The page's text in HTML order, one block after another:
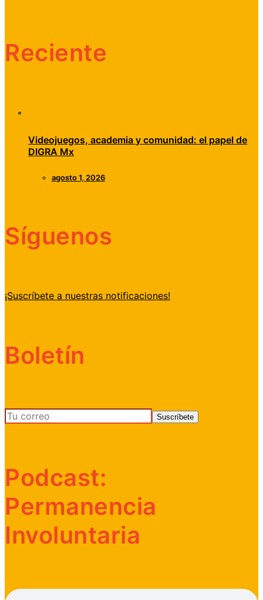
Reciente
Videojuegos, academia y comunidad: el papel de
DIGRA Mx
agosto 1, 2026
Síguenos
¡Suscríbete a nuestras notificaciones!
Boletín
Podcast:
Permanencia
Involuntaria